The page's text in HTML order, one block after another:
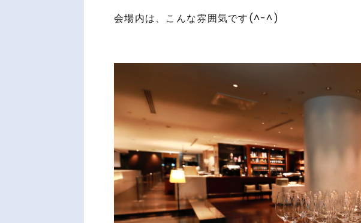
会場内は、こんな雰囲気です(^-^)